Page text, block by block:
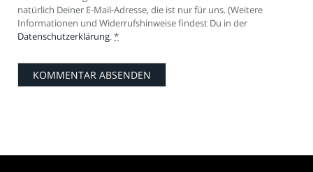
natürlich Deiner E-Mail-Adresse, die ist nur für uns. (Weitere
Informationen und Widerrufshinweise findest Du in der
Datenschutzerklärung.*